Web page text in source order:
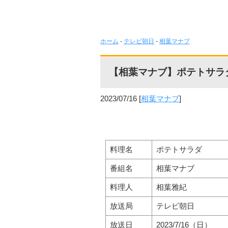
ホーム - テレビ朝日 - 相葉マナブ
【相葉マナブ】ポテトサラ
2023/07/16 [相葉マナブ]
料理名 ポテトサラダ
番組名 相葉マナブ
料理人 相葉雅紀
放送局 テレビ朝日
放送日 2023/7/16（日）